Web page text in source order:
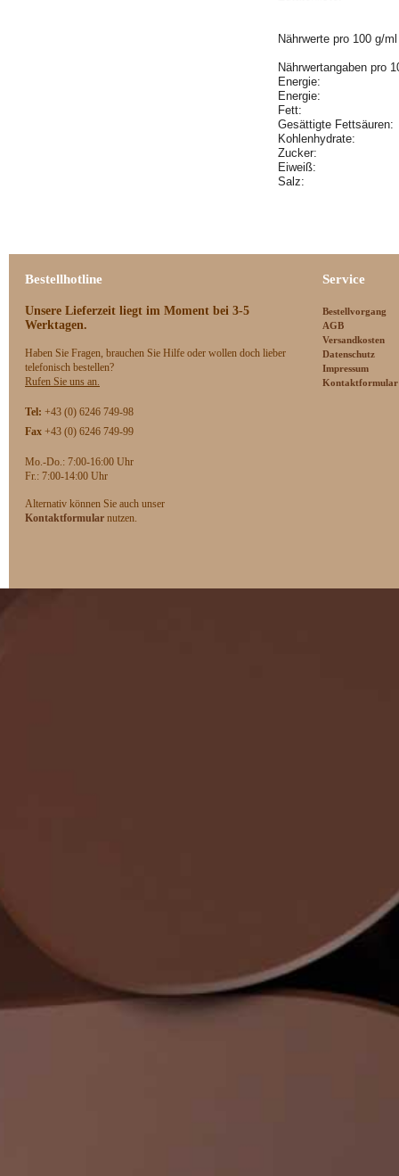
Nährwerte pro 100 g/ml
Nährwertangaben pro
Energie:
Energie:
Fett:
Gesättigte
Kohlenhydrate:
Zucker:
Eiweiß:
Salz:
Bestellhotline
Unsere Lieferzeit liegt im Moment bei 3-5
Werktagen.
Haben Sie Fragen, brauchen Sie Hilfe oder wollen doch lieber
telefonisch bestellen?
Rufen Sie uns an.
Tel: +43 (0) 6246 749-98
Fax +43 (0) 6246 749-99
Mo.-Do.: 7:00-16:00 Uhr
Fr.: 7:00-14:00 Uhr
Alternativ können Sie auch unser
Kontaktformular nutzen.
Service
Bestellvorgang
AGB
Versandkosten
Datenschutz
Impressum
Kontaktformular